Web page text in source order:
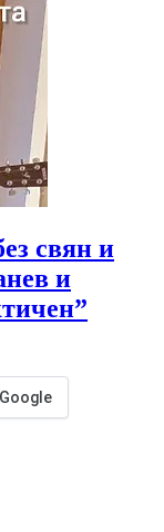
свян и
и